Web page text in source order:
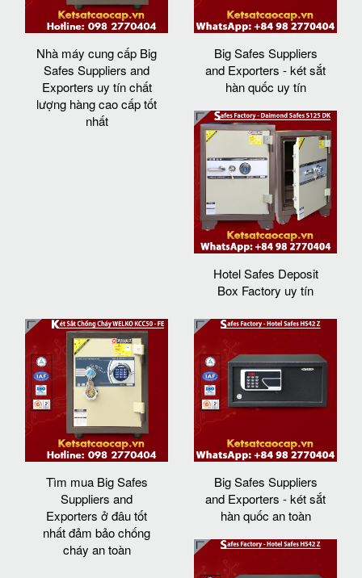
Nhà máy cung cấp Big
Safes Suppliers and
Exporters uy tín chất
lượng hàng cao cấp tốt
nhất
Big Safes Suppliers
and Exporters - két sắt
hàn quốc uy tín
Hotel Safes Deposit
Box Factory uy tín
Tìm mua Big Safes
Suppliers and
Exporters ở đâu tốt
nhất đảm bảo chống
cháy an toàn
Big Safes Suppliers
and Exporters - két sắt
hàn quốc an toàn